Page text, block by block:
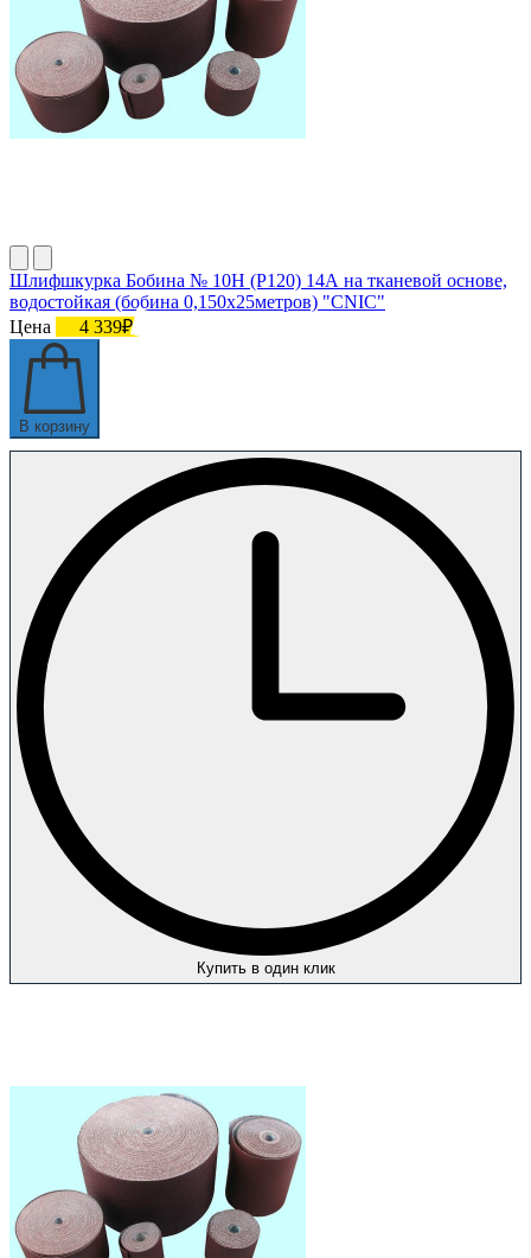
Шлифшкурка Бобина № 10Н (P120) 14А на тканевой основе,
водостойкая (бобина 0,150х25метров) "CNIC"
Цена
4 339₽
В корзину
Купить в один клик